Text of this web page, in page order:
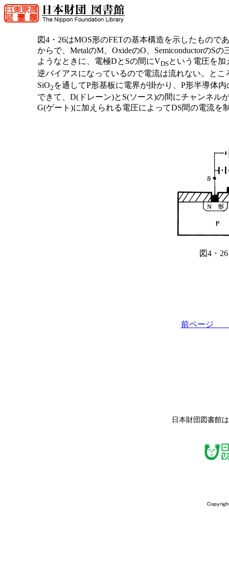
図4・26はMOS形のFETの基本構造を示したもので
からで、MetalのM、OxideのO、SemiconductorのS
ようなときに、電極DとSの間にVDSという電圧を
逆バイアスになっているので電流は流れない。と
SiO2 を通してP形基板に電界が掛かり、P形半導体
できて、D(ドレーン)とS(ソース)の間にチャンネル
G(ゲート)に加えられる電圧によってDS間の電流を
図4・
前ペー
日本財団図書館